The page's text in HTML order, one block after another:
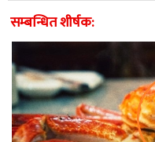
सम्बन्धित शीर्षक: